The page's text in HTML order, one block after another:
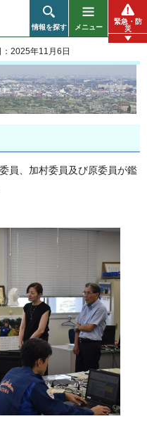
情報を探す メニュー
緊急・防
災
：2025年11月6日
員、加村委員及び原委員が鑑